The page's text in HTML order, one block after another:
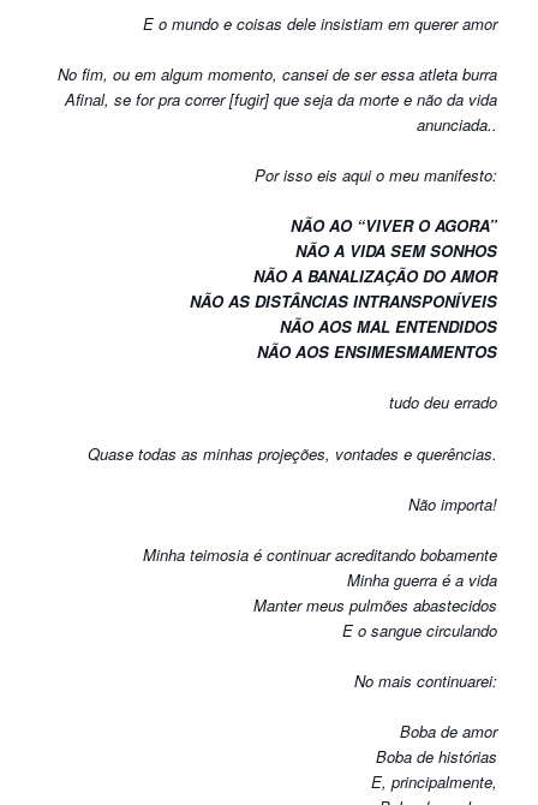
E o mundo e coisas dele insistiam em querer amor
No fim, ou em algum momento, cansei de ser essa atleta burra
Afinal, se for pra correr [fugir] que seja da morte e não da vida
anunciada..
Por isso eis aqui o meu manifesto:
NÃO AO “VIVER O AGORA”
NÃO A VIDA SEM SONHOS
NÃO A BANALIZAÇÃO DO AMOR
NÃO AS DISTÂNCIAS INTRANSPONÍVEIS
NÃO AOS MAL ENTENDIDOS
NÃO AOS ENSIMESMAMENTOS
tudo deu errado
Quase todas as minhas projeções, vontades e querências.
Não importa!
Minha teimosia é continuar acreditando bobamente
Minha guerra é a vida
Manter meus pulmões abastecidos
E o sangue circulando
No mais continuarei:
Boba de amor
Boba de histórias
E, principalmente,